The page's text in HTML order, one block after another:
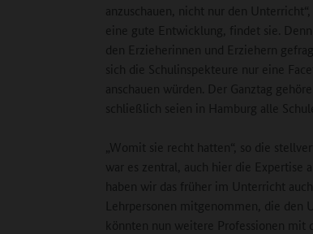
anzuschauen, nicht nur den Unterricht“,
eine gute Entwicklung, findet sie.
den Erzieherinnen und Erziehern
sich die Schulinspekteure nur eine
anschauen würden. Der Ganztag
schließlich seien in Hamburg alle
„Womit sie recht hatten“, so die
war es zentral, auch hier die Expertise
haben wir das früher im Unterricht
Lehrpersonen mitgenommen, die den
könnten nun weitere Professionen mit